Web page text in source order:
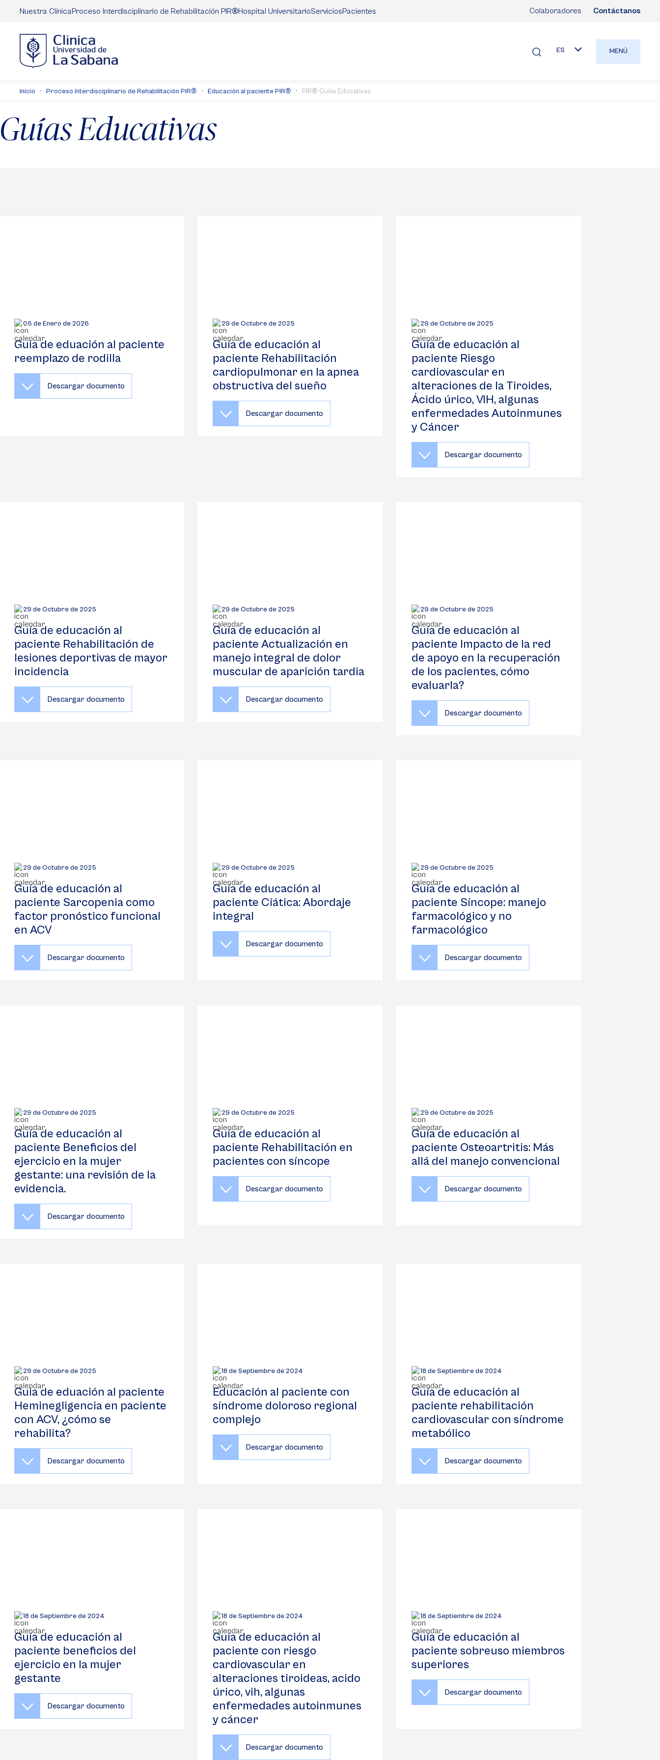
Nuestra ClínicaProceso Interdisciplinario de Rehabilitación PIR®Hospital UniversitarioServiciosPacientes Colaboradores Contáctanos
ES MENÚ
Inicio Proceso Interdisciplinario de Rehabilitación PIR® Educación al paciente PIR® PIR® Guías Educativas
Guías Educativas
05 de Enero de 2026
Guia de eduación al paciente
reemplazo de rodilla
Descargar documento
29 de Octubre de 2025
Guía de educación al
paciente Rehabilitación
cardiopulmonar en la apnea
obstructiva del sueño
Descargar documento
29 de Octubre de 2025
Guía de educación al
paciente Riesgo
cardiovascular en
alteraciones de la Tiroides,
Ácido úrico, VIH, algunas
enfermedades Autoinmunes
y Cáncer
Descargar documento
29 de Octubre de 2025
Guía de educación al
paciente Rehabilitación de
lesiones deportivas de mayor
incidencia
Descargar documento
29 de Octubre de 2025
Guía de educación al
paciente Actualización en
manejo integral de dolor
muscular de aparición tardia
Descargar documento
29 de Octubre de 2025
Guía de educación al
paciente Impacto de la red
de apoyo en la recuperación
de los pacientes, cómo
evaluarla?
Descargar documento
29 de Octubre de 2025
Guía de educación al
paciente Sarcopenia como
factor pronóstico funcional
en ACV
Descargar documento
29 de Octubre de 2025
Guía de educación al
paciente Ciática: Abordaje
integral
Descargar documento
29 de Octubre de 2025
Guía de educación al
paciente Síncope: manejo
farmacológico y no
farmacológico
Descargar documento
29 de Octubre de 2025
Guía de educación al
paciente Beneficios del
ejercicio en la mujer
gestante: una revisión de la
evidencia.
Descargar documento
29 de Octubre de 2025
Guía de educación al
paciente Rehabilitación en
pacientes con síncope
Descargar documento
29 de Octubre de 2025
Guía de educación al
paciente Osteoartritis: Más
allá del manejo convencional
Descargar documento
29 de Octubre de 2025
Guia de eduación al paciente
Heminegligencia en paciente
con ACV, ¿cómo se
rehabilita?
Descargar documento
18 de Septiembre de 2024
Educación al paciente con
síndrome doloroso regional
complejo
Descargar documento
18 de Septiembre de 2024
Guía de educación al
paciente rehabilitación
cardiovascular con síndrome
metabólico
Descargar documento
18 de Septiembre de 2024
Guía de educación al
paciente beneficios del
ejercicio en la mujer
gestante
Descargar documento
18 de Septiembre de 2024
Guía de educación al
paciente con riesgo
cardiovascular en
alteraciones tiroideas, acido
úrico, vih, algunas
enfermedades autoinmunes
y cáncer
Descargar documento
18 de Septiembre de 2024
Guía de educación al
paciente sobreuso miembros
superiores
Descargar documento